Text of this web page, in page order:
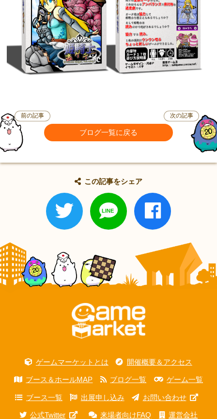
前の記事
ブログ一覧に戻る
次の記事
この記事をシェア
ゲームマーケットとは 開催概要＆アクセス
ブース＆ホールMAP ブログ一覧 ゲーム一覧
ブース一覧 出展申し込み お問い合わせ
公式Twitter 来場者向けFAQ 運営会社